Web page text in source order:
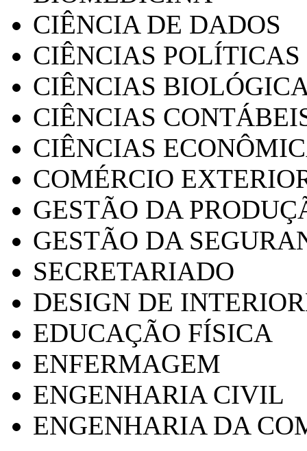
CIÊNCIA DE DADOS
CIÊNCIAS POLÍTICAS
CIÊNCIAS
CIÊNCIAS
CIÊNCIAS
COMÉRCIO
GESTÃO DA
GESTÃO DA
SECRETARIADO
DESIGN DE
EDUCAÇÃO FÍSICA
ENFERMAGEM
ENGENHARIA CIVIL
ENGENHARIA DA